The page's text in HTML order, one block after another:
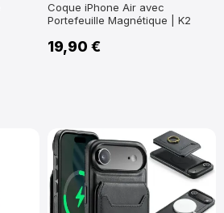
Coque iPhone Air avec
Portefeuille Magnétique | K2
19,90 €